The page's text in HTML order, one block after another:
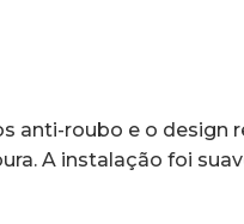
anti-roubo e o design
A instalação foi